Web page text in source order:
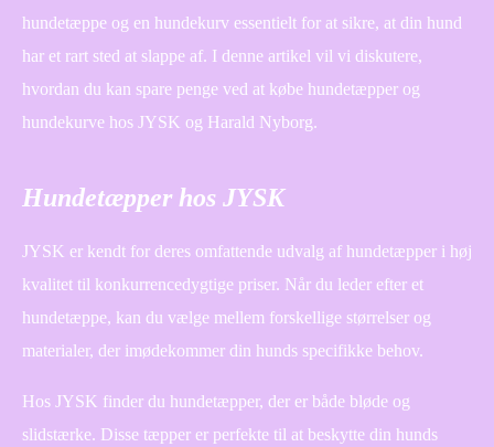
hundetæppe og en hundekurv essentielt for at sikre, at din hund
har et rart sted at slappe af. I denne artikel vil vi diskutere,
hvordan du kan spare penge ved at købe hundetæpper og
hundekurve hos JYSK og Harald Nyborg.
Hundetæpper hos JYSK
JYSK er kendt for deres omfattende udvalg af hundetæpper i høj
kvalitet til konkurrencedygtige priser. Når du leder efter et
hundetæppe, kan du vælge mellem forskellige størrelser og
materialer, der imødekommer din hunds specifikke behov.
Hos JYSK finder du hundetæpper, der er både bløde og
slidstærke. Disse tæpper er perfekte til at beskytte din hunds